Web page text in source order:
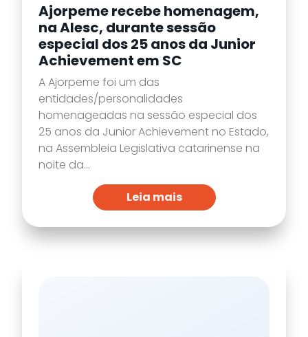
Ajorpeme recebe homenagem,
na Alesc, durante sessão
especial dos 25 anos da Junior
Achievement em SC
A Ajorpeme foi um das
entidades/personalidades
homenageadas na sessão especial dos
25 anos da Junior Achievement no Estado,
na Assembleia Legislativa catarinense na
noite da...
Leia mais